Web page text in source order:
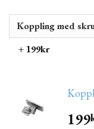
+ 199kr
199